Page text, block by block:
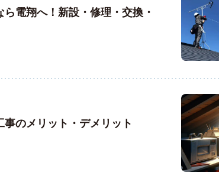
電翔へ！新設・修理・交換・
のメリット・デメリット